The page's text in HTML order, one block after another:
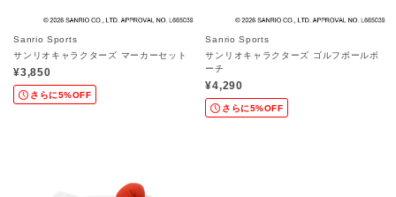
Sanrio Sports
サンリオキャラクターズ マーカーセット
¥3,850
さらに5%OFF
Sanrio Sports
サンリオキャラクターズ ゴルフボールポ
ーチ
¥4,290
さらに5%OFF